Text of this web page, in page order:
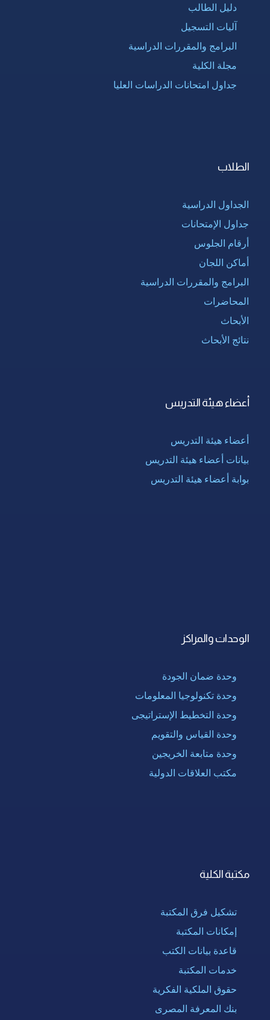
دليل الطالب
آليات التسجيل
البرامج والمقررات الدراسية
مجلة الكلية
جداول امتحانات الدراسات العليا
الطلاب
الجداول الدراسية
جداول الإمتحانات
أرقام الجلوس
أماكن اللجان
البرامج والمقررات الدراسية
المحاضرات
الأبحاث
نتائج الأبحاث
أعضاء هيئة التدريس
أعضاء هيئة التدريس
بيانات أعضاء هيئة التدريس
بوابة أعضاء هيئة التدريس
الوحدات والمراكز
وحدة ضمان الجودة
وحدة تكنولوجيا المعلومات
وحدة التخطيط الإستراتيجى
وحدة القياس والتقويم
وحدة متابعة الخريجين
مكتب العلاقات الدولية
مكتبة الكلية
تشكيل فرق المكتبة
إمكانات المكتبة
قاعدة بيانات الكتب
خدمات المكتبة
حقوق الملكية الفكرية
بنك المعرفة المصرى